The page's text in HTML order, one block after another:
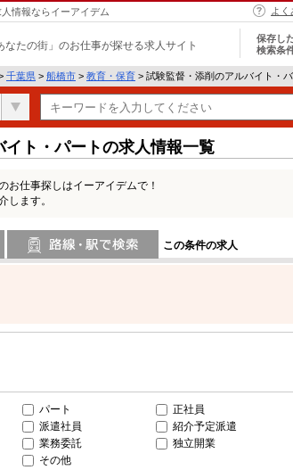
情報ならイーアイデム よく
なたの街」のお仕事が探せる求人サイト
保存し
検索条
千葉県 > 船橋市 > 教育・保育 > 試験監督・添削のアルバイト・
ト・パートの求人情報一覧
お仕事探しはイーアイデムで！
します。
この条件の求人
パート
正社員
派遣社員
紹介予定派遣
業務委託
独立開業
その他